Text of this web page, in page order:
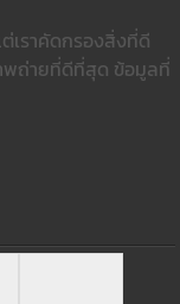
เราคัดกรองสิ่งที่ดี
พถ่ายที่ดีที่สุด ข้อมูลที่